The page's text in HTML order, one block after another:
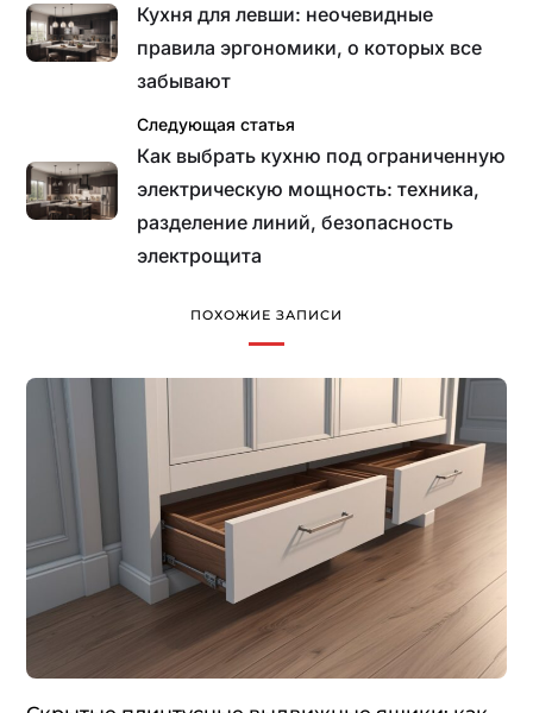
Кухня для левши: неочевидные
правила эргономики, о которых все
забывают
Следующая статья
Как выбрать кухню под ограниченную
электрическую мощность: техника,
разделение линий, безопасность
электрощита
ПОХОЖИЕ ЗАПИСИ